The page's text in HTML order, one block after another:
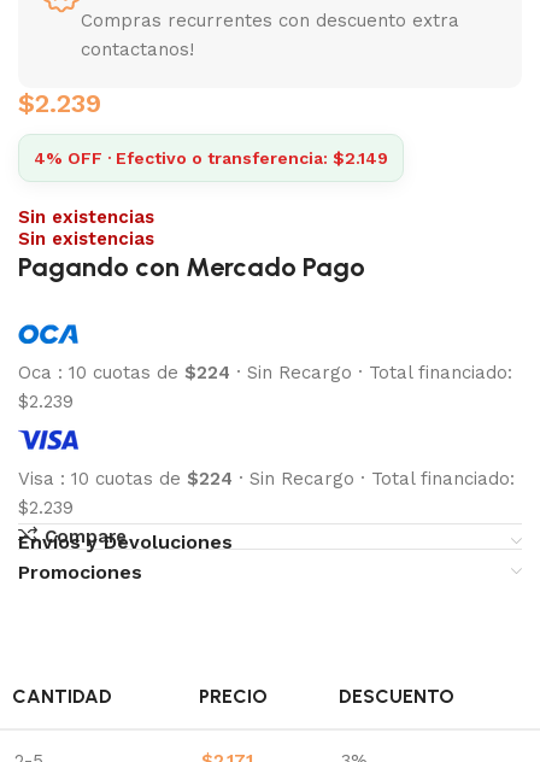
Compras recurrentes con descuento extra
contactanos!
$2.239
4% OFF · Efectivo o transferencia: $2.149
Sin existencias
Sin existencias
Pagando con Mercado Pago
Oca : 10 cuotas de $224 · Sin Recargo · Total financiado:
$2.239
Visa : 10 cuotas de $224 · Sin Recargo · Total financiado:
$2.239
Compare
Envíos y Devoluciones
Promociones
CANTIDAD PRECIO DESCUENTO